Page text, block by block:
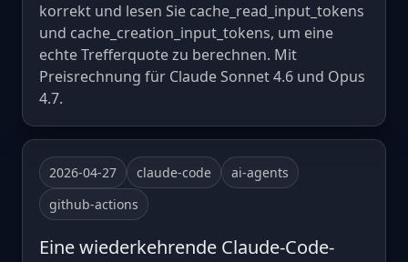
korrekt und lesen Sie cache_read_input_tokens
und cache_creation_input_tokens, um eine
echte Trefferquote zu berechnen. Mit
Preisrechnung für Claude Sonnet 4.6 und Opus
4.7.
2026-04-27 claude-code
ai-agents
github-actions
Eine wiederkehrende Claude-Code-